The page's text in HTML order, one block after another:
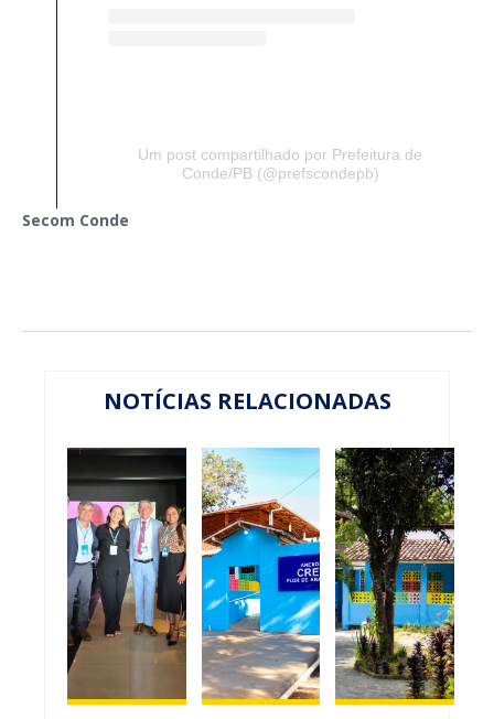
Um post compartilhado por Prefeitura de
Conde/PB (@prefscondepb)
Secom Conde
NOTÍCIAS RELACIONADAS